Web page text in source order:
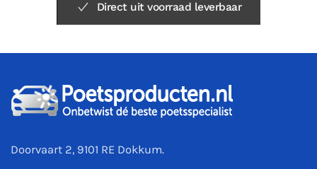
Direct uit voorraad leverbaar
Doorvaart 2, 9101 RE Dokkum.